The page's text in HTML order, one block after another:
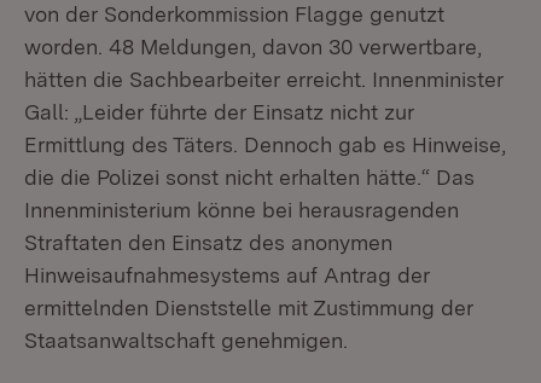
von der Sonderkommission Flagge genutzt
worden. 48 Meldungen, davon 30 verwertbare,
hätten die Sachbearbeiter erreicht. Innenminister
Gall: „Leider führte der Einsatz nicht zur
Ermittlung des Täters. Dennoch gab es Hinweise,
die die Polizei sonst nicht erhalten hätte.“ Das
Innenministerium könne bei herausragenden
Straftaten den Einsatz des anonymen
Hinweisaufnahmesystems auf Antrag der
ermittelnden Dienststelle mit Zustimmung der
Staatsanwaltschaft genehmigen.